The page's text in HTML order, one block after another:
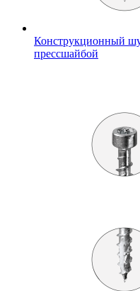
Конструкционный
прессшайбой